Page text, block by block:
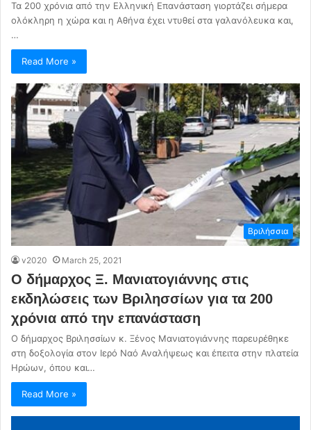
Τα 200 χρόνια από την Ελληνική Επανάσταση γιορτάζει σήμερα
ολόκληρη η χώρα και η Αθήνα έχει ντυθεί στα γαλανόλευκα και,
…
Read More »
Βριλήσσια
v2020 March 25, 2021
Ο δήμαρχος Ξ. Μανιατογιάννης στις
εκδηλώσεις των Βριλησσίων για τα 200
χρόνια από την επανάσταση
Ο δήμαρχος Βριλησσίων κ. Ξένος Μανιατογιάννης παρευρέθηκε
στη δοξολογία στον Ιερό Ναό Αναλήψεως και έπειτα στην πλατεία
Ηρώων, όπου και…
Read More »